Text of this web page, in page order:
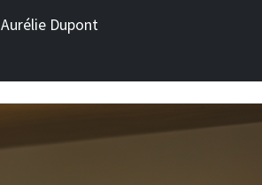
Aurélie Dupont